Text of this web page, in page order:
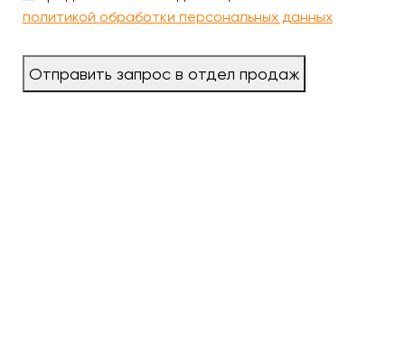
политикой обработки персональных данных
Отправить запрос в отдел продаж